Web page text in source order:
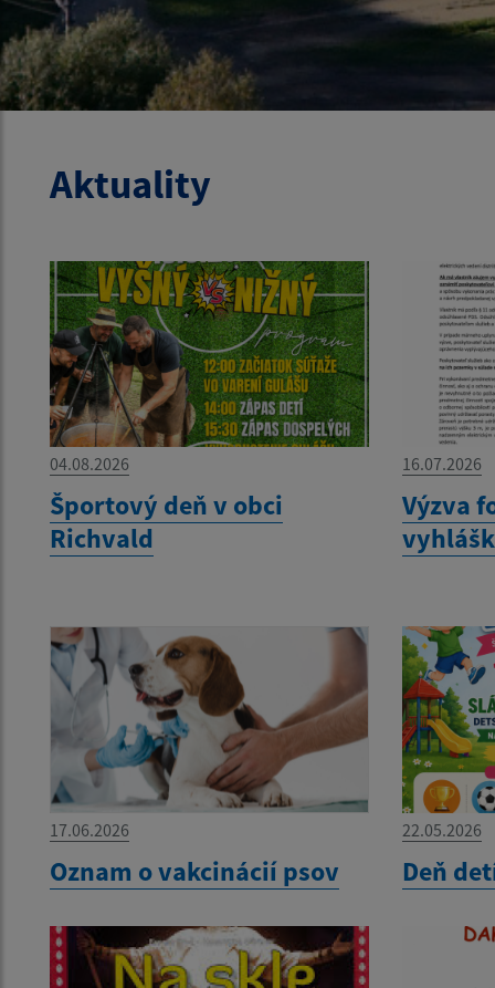
Aktuality
04.08.2026
Športový deň v obci
Richvald
16.07.2026
Výzva
17.06.2026
Oznam o vakcinácií psov
22.05.2026
Deň